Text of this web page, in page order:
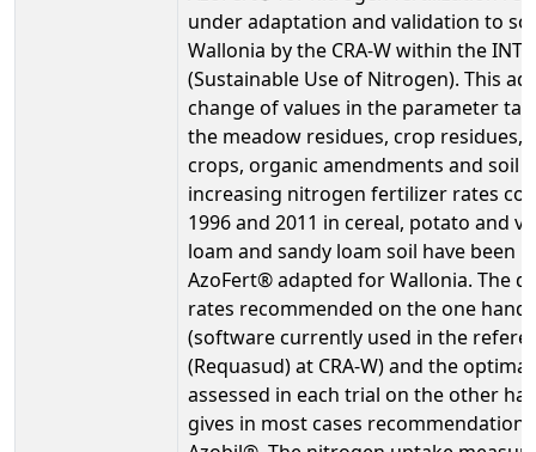
under adaptation and validation to
Wallonia by the CRA-W within the
(Sustainable Use of Nitrogen). This
change of values in the parameter
the meadow residues, crop residues,
crops, organic amendments and soil
increasing nitrogen fertilizer rates
1996 and 2011 in cereal, potato and
loam and sandy loam soil have been
AzoFert® adapted for Wallonia. The
rates recommended on the one
(software currently used in the
(Requasud) at CRA-W) and the
assessed in each trial on the other
gives in most cases